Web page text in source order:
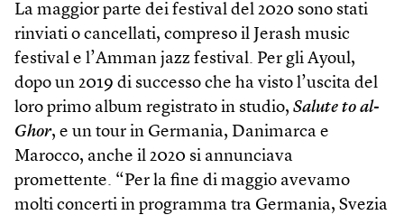
La maggior parte dei festival del 2020 sono stati
rinviati o cancellati, compreso il Jerash music
festival e l’Amman jazz festival. Per gli Ayoul,
dopo un 2019 di successo che ha visto l’uscita del
loro primo album registrato in studio, Salute to al-
Ghor, e un tour in Germania, Danimarca e
Marocco, anche il 2020 si annunciava
promettente. “Per la fine di maggio avevamo
molti concerti in programma tra Germania, Svezia